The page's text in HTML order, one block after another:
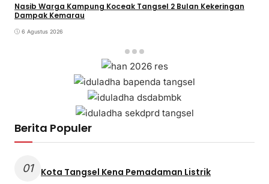
Nasib Warga Kampung Koceak Tangsel 2 Bulan Kekeringan
Dampak Kemarau
6 Agustus 2026
Berita Populer
01 Kota Tangsel Kena Pemadaman Listrik